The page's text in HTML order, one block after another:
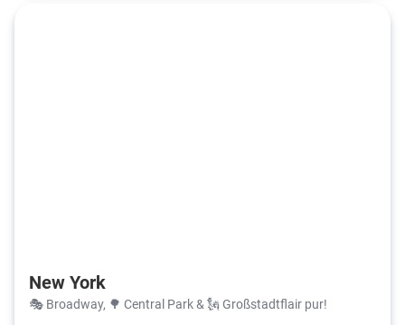
New York
🎭 Broadway, 🌳 Central Park & 🗽 Großstadtflair pur!